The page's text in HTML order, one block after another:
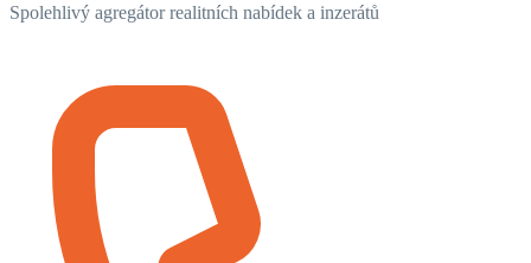
Spolehlivý agregátor realitních nabídek a inzerátů